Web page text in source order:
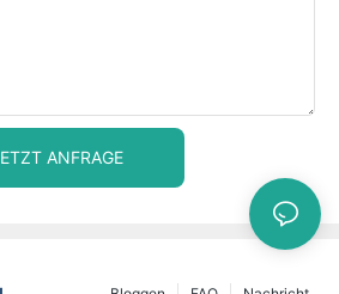
ANFRAGE